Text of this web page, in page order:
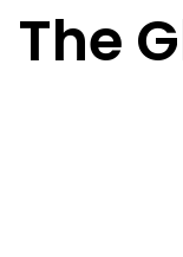
The